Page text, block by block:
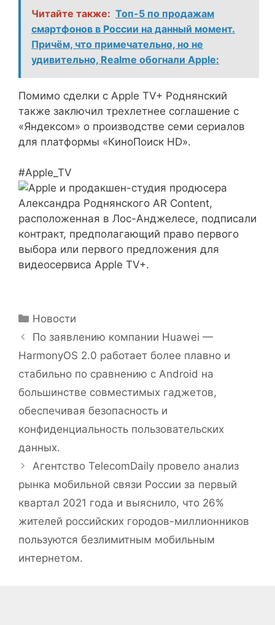
Читайте также: Топ-5 по продажам
смартфонов в России на данный момент.
Причём, что примечательно, но не
удивительно, Realme обогнали Apple:
Помимо сделки с Apple TV+ Роднянский
также заключил трехлетнее соглашение с
«Яндексом» о производстве семи сериалов
для платформы «КиноПоиск HD».
#Apple_TV
Рубрики
Новости
По заявлению компании Huawei —
HarmonyOS 2.0 работает более плавно и
стабильно по сравнению с Android на
большинстве совместимых гаджетов,
обеспечивая безопасность и
конфиденциальность пользовательских
данных.
Агентство TelecomDaily провело анализ
рынка мобильной связи России за первый
квартал 2021 года и выяснило, что 26%
жителей российских городов-миллионников
пользуются безлимитным мобильным
интернетом.